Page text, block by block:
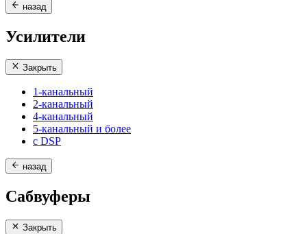
назад
Усилители
Закрыть
1-канальный
2-канальный
4-канальный
5-канальный и более
с DSP
назад
Сабвуферы
Закрыть